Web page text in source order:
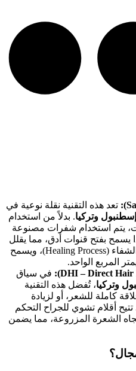
تعد هذه التقنية نقلة نوعية في
وتركيا. بدلاً من استخدام
يتم استخدام شفرات مصنوعة
يسمح بفتح قنوات أدق، مما يقلل
من النزيف، ويسرع عملية الشفاء (Healing Process)، ويسمح
المربع الواحد.
في سياق
وتركيا، تُفضل هذه التقنية
كاملة للشعر، أو لزيادة
تتيح أقلام تشوي للجراح التحكم
الشعرة المزروعة، مما يضمن